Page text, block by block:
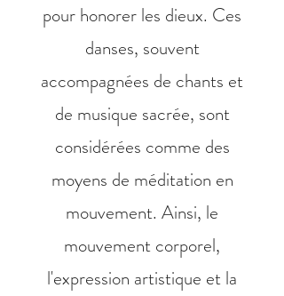
pour honorer les dieux. Ces
danses, souvent
accompagnées de chants et
de musique sacrée, sont
considérées comme des
moyens de méditation en
mouvement. Ainsi, le
mouvement corporel,
l'expression artistique et la